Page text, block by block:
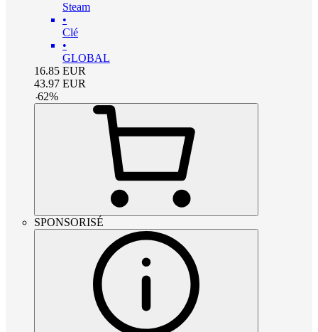
Steam
•
Clé
•
GLOBAL
16.85 EUR
43.97 EUR
-62%
SPONSORISÉ